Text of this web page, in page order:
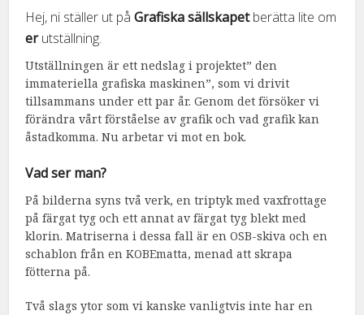
Hej, ni ställer ut påGrafiska sällskapetberätta lite om
erutställning.
Utställningen är ett nedslag i projektet” den
immateriella grafiska maskinen”, som vi drivit
tillsammans under ett par år. Genom det försöker vi
förändra vårt förståelse av grafik och vad grafik kan
åstadkomma. Nu arbetar vi mot en bok.
Vad ser man?
På bilderna syns två verk, en triptyk med vaxfrottage
på färgat tyg och ett annat av färgat tyg blekt med
klorin. Matriserna i dessa fall är en OSB-skiva och en
schablon från en KOBEmatta, menad att skrapa
fötterna på.
Två slags ytor som vi kanske vanligtvis inte har en